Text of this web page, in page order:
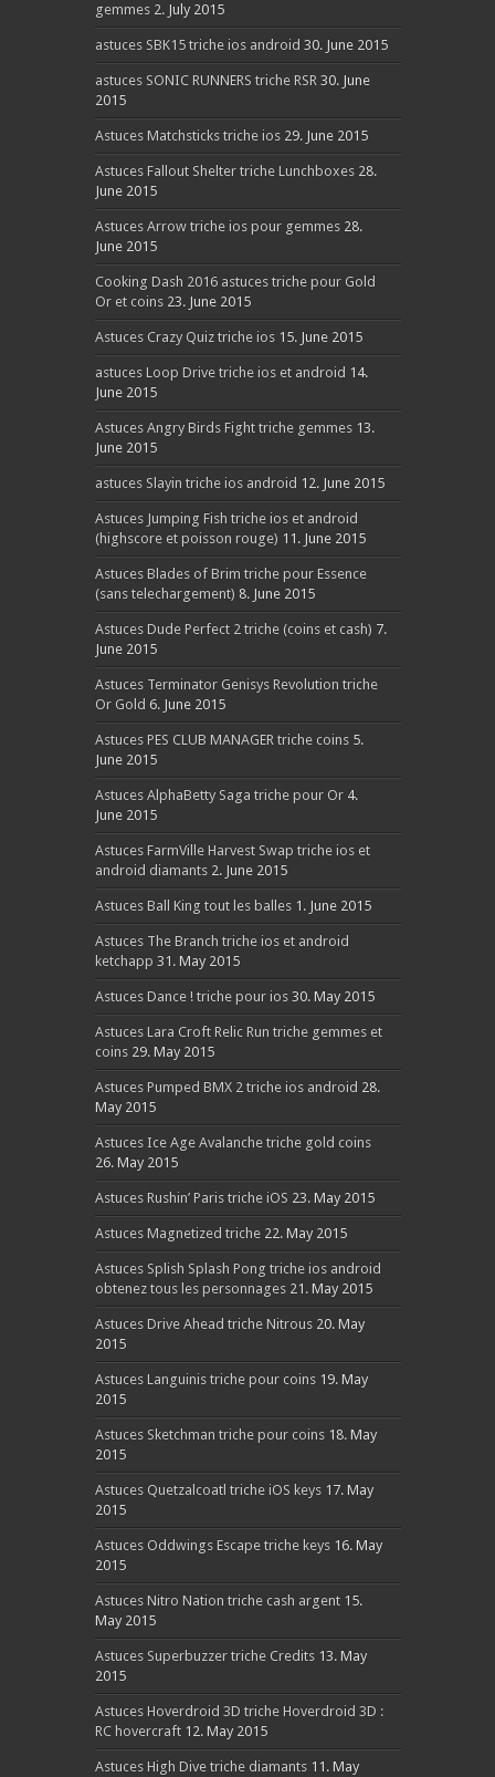
gemmes 2. July 2015
astuces SBK15 triche ios android 30. June 2015
astuces SONIC RUNNERS triche RSR 30. June
2015
Astuces Matchsticks triche ios 29. June 2015
Astuces Fallout Shelter triche Lunchboxes 28.
June 2015
Astuces Arrow triche ios pour gemmes 28.
June 2015
Cooking Dash 2016 astuces triche pour Gold
Or et coins 23. June 2015
Astuces Crazy Quiz triche ios 15. June 2015
astuces Loop Drive triche ios et android 14.
June 2015
Astuces Angry Birds Fight triche gemmes 13.
June 2015
astuces Slayin triche ios android 12. June 2015
Astuces Jumping Fish triche ios et android
(highscore et poisson rouge) 11. June 2015
Astuces Blades of Brim triche pour Essence
(sans telechargement) 8. June 2015
Astuces Dude Perfect 2 triche (coins et cash) 7.
June 2015
Astuces Terminator Genisys Revolution triche
Or Gold 6. June 2015
Astuces PES CLUB MANAGER triche coins 5.
June 2015
Astuces AlphaBetty Saga triche pour Or 4.
June 2015
Astuces FarmVille Harvest Swap triche ios et
android diamants 2. June 2015
Astuces Ball King tout les balles 1. June 2015
Astuces The Branch triche ios et android
ketchapp 31. May 2015
Astuces Dance ! triche pour ios 30. May 2015
Astuces Lara Croft Relic Run triche gemmes et
coins 29. May 2015
Astuces Pumped BMX 2 triche ios android 28.
May 2015
Astuces Ice Age Avalanche triche gold coins
26. May 2015
Astuces Rushin’ Paris triche iOS 23. May 2015
Astuces Magnetized triche 22. May 2015
Astuces Splish Splash Pong triche ios android
obtenez tous les personnages 21. May 2015
Astuces Drive Ahead triche Nitrous 20. May
2015
Astuces Languinis triche pour coins 19. May
2015
Astuces Sketchman triche pour coins 18. May
2015
Astuces Quetzalcoatl triche iOS keys 17. May
2015
Astuces Oddwings Escape triche keys 16. May
2015
Astuces Nitro Nation triche cash argent 15.
May 2015
Astuces Superbuzzer triche Credits 13. May
2015
Astuces Hoverdroid 3D triche Hoverdroid 3D :
RC hovercraft 12. May 2015
Astuces High Dive triche diamants 11. May